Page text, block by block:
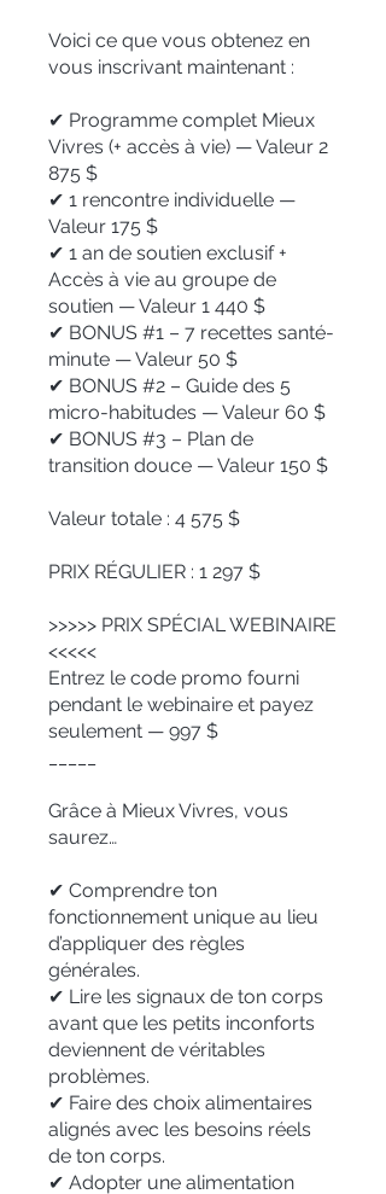
Voici ce que vous obtenez en
vous inscrivant maintenant :
✔ Programme complet Mieux
Vivres (+ accès à vie) — Valeur 2
875 $
✔ 1 rencontre individuelle —
Valeur 175 $
✔ 1 an de soutien exclusif +
Accès à vie au groupe de
soutien — Valeur 1 440 $
✔ BONUS #1 – 7 recettes santé-
minute — Valeur 50 $
✔ BONUS #2 – Guide des 5
micro-habitudes — Valeur 60 $
✔ BONUS #3 – Plan de
transition douce — Valeur 150 $
Valeur totale : 4 575 $
PRIX RÉGULIER : 1 297 $
>>>>> PRIX SPÉCIAL WEBINAIRE
<<<<<
Entrez le code promo fourni
pendant le webinaire et payez
seulement — 997 $
Grâce à Mieux Vivres, vous
saurez…
✔ Comprendre ton
fonctionnement unique au lieu
d’appliquer des règles
générales.
✔ Lire les signaux de ton corps
avant que les petits inconforts
deviennent de véritables
problèmes.
✔ Faire des choix alimentaires
alignés avec les besoins réels
de ton corps.
✔ Adopter une alimentation